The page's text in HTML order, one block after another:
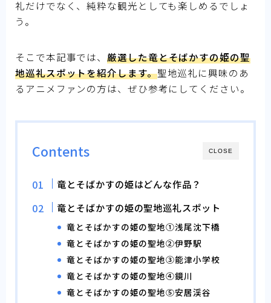
礼だけでなく、純粋な観光としても楽しめるでしょ
う。
そこで本記事では、厳選した竜とそばかすの姫の聖
地巡礼スポットを紹介します。聖地巡礼に興味のあ
るアニメファンの方は、ぜひ参考にしてください。
CLOSE
Contents
竜とそばかすの姫はどんな作品？
竜とそばかすの姫の聖地巡礼スポット
竜とそばかすの姫の聖地①浅尾沈下橋
竜とそばかすの姫の聖地②伊野駅
竜とそばかすの姫の聖地③能津小学校
竜とそばかすの姫の聖地④鏡川
竜とそばかすの姫の聖地⑤安居渓谷